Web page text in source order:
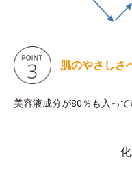
肌のやさしさ
美容液成分が80％も入っ